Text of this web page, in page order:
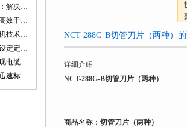
矿用电缆硫化热补机：解决矿山电缆故障的新选择
全自动电缆干燥机：高效干燥，电缆质量
全自动温控电缆压号机技术革新：数字化标识的新趋势
全自动电缆热补机可设定定时功能，实现自动化热补
矿用电缆热补机：实现电缆故障修复的高效装置
全自动电缆压号机：迅速标识电缆的利器
NCT-288G-B切管刀片（两种）
详细介绍
NCT-288G-B切管刀片（两种）
商品名称： 切管刀片（两种）